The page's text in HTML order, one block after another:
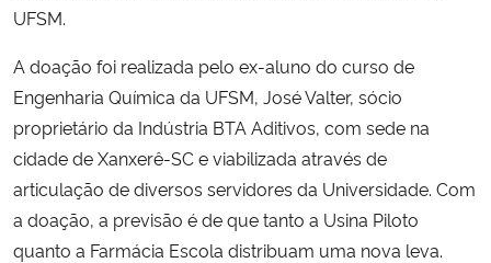
UFSM.
A doação foi realizada pelo ex-aluno do curso de
Engenharia Química da UFSM, José Valter, sócio
proprietário da Indústria BTA Aditivos, com sede na
cidade de Xanxerê-SC e viabilizada através de
articulação de diversos servidores da Universidade. Com
a doação, a previsão é de que tanto a Usina Piloto
quanto a Farmácia Escola distribuam uma nova leva.